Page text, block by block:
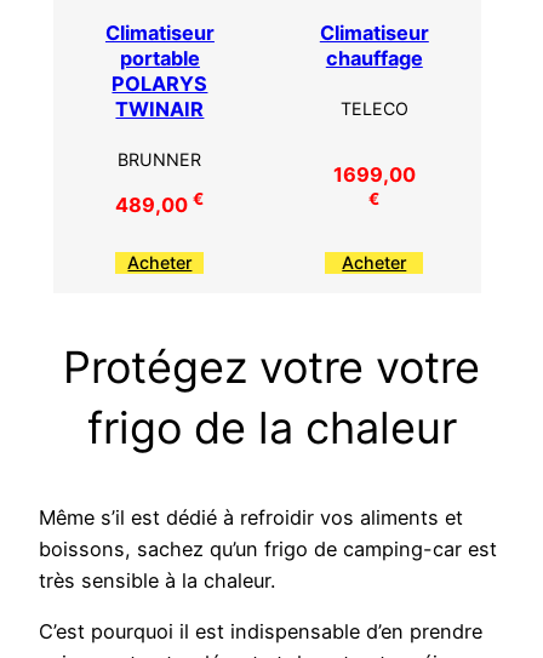
Climatiseur
portable
POLARYS
TWINAIR
BRUNNER
489,00€
Acheter
Climatiseur
chauffage
TELECO
1699,00
€
Acheter
Protégez votre votre
frigo de la chaleur
Même s’il est dédié à refroidir vos aliments et
boissons, sachez qu’un frigo de camping-car est
très sensible à la chaleur.
C’est pourquoi il est indispensable d’en prendre